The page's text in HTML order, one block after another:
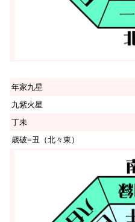
年家九星
九紫火星
丁未
歳破=丑（北々東）